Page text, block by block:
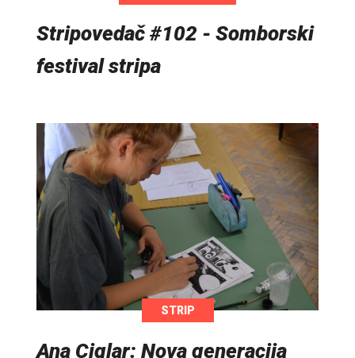
Stripovedač #102 - Somborski
festival stripa
STRIP
Ana Ciglar: Nova generacija